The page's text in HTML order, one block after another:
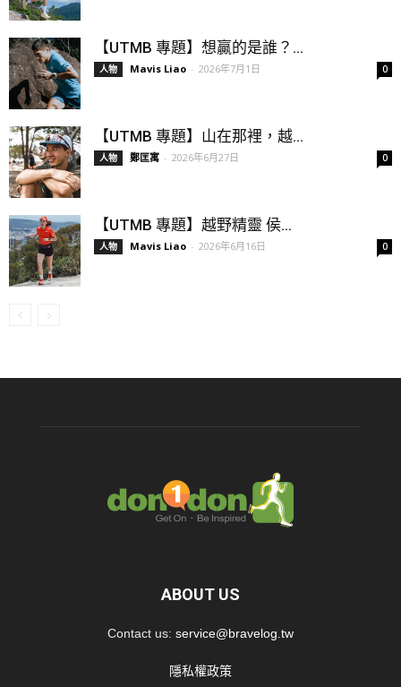
【UTMB 專題】想贏的是誰？...
人物 Mavis Liao - 2026年7月1日 0
【UTMB 專題】山在那裡，越...
人物 鄭匡寓 - 2026年6月27日 0
【UTMB 專題】越野精靈 侯...
人物 Mavis Liao - 2026年6月16日 0
ABOUT US
Contact us: service@bravelog.tw
隱私權政策